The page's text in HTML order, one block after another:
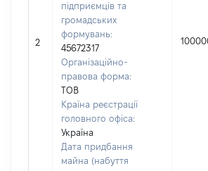
2
підприємців та
громадських
формувань:
45672317
Організаційно-
правова форма:
ТОВ
Країна реєстрації
головного офіса:
Україна
Дата придбання
майна (набуття